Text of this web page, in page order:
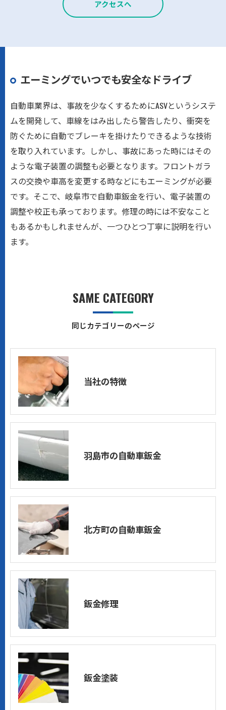
アクセスへ
エーミングでいつでも安全なドライブ
自動車業界は、事故を少なくするためにASVというシステ
ムを開発して、車線をはみ出したら警告したり、衝突を
防ぐために自動でブレーキを掛けたりできるような技術
を取り入れています。しかし、事故にあった時にはその
ような電子装置の調整も必要となります。フロントガラ
スの交換や車高を変更する時などにもエーミングが必要
です。そこで、岐阜市で自動車鈑金を行い、電子装置の
調整や校正も承っております。修理の時には不安なこと
もあるかもしれませんが、一つひとつ丁寧に説明を行い
ます。
同じカテゴリーのページ
SAME CATEGORY
当社の特徴
羽島市の自動車鈑金
北方町の自動車鈑金
鈑金修理
鈑金塗装